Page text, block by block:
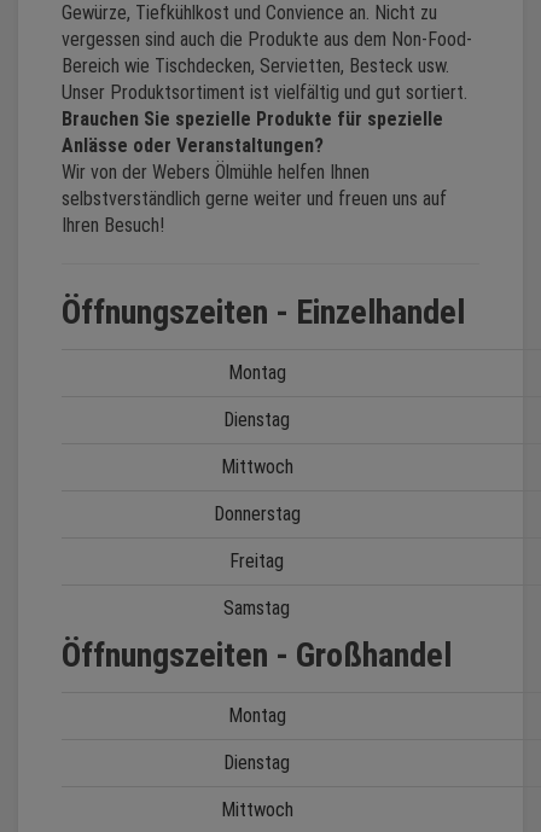
Gewürze, Tiefkühlkost und Convience an. Nicht zu
vergessen sind auch die Produkte aus dem Non-Food-
Bereich wie Tischdecken, Servietten, Besteck usw.
Unser Produktsortiment ist vielfältig und gut sortiert.
Brauchen Sie spezielle Produkte für spezielle
Anlässe oder Veranstaltungen?
Wir von der Webers Ölmühle helfen Ihnen
selbstverständlich gerne weiter und freuen uns auf
Ihren Besuch!
Öffnungszeiten - Einzelhandel
Montag
Dienstag
Mittwoch
Donnerstag
Freitag
Samstag
Öffnungszeiten - Großhandel
Montag
Dienstag
Mittwoch